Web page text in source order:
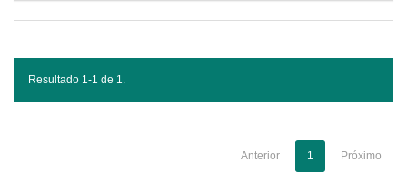
Resultado 1-1 de 1.
Anterior 1 Próximo